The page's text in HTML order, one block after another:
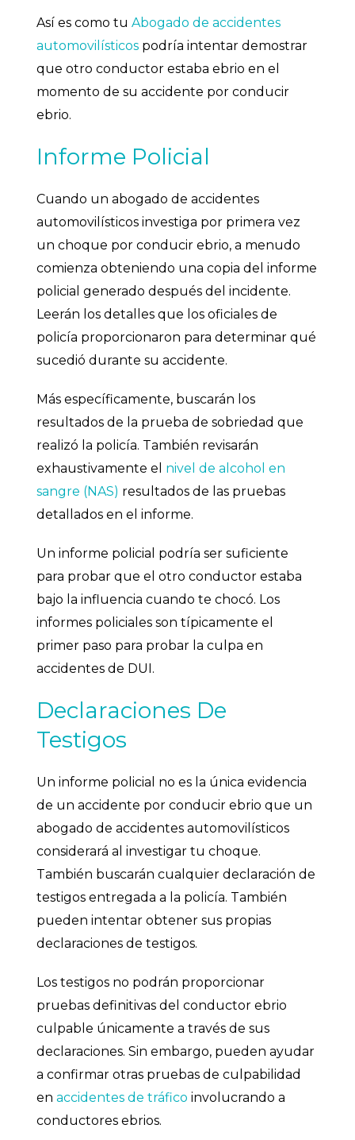
Así es como tu Abogado de accidentes
automovilísticos podría intentar demostrar
que otro conductor estaba ebrio en el
momento de su accidente por conducir
ebrio.
Informe Policial
Cuando un abogado de accidentes
automovilísticos investiga por primera vez
un choque por conducir ebrio, a menudo
comienza obteniendo una copia del informe
policial generado después del incidente.
Leerán los detalles que los oficiales de
policía proporcionaron para determinar qué
sucedió durante su accidente.
Más específicamente, buscarán los
resultados de la prueba de sobriedad que
realizó la policía. También revisarán
exhaustivamente el nivel de alcohol en
sangre (NAS) resultados de las pruebas
detallados en el informe.
Un informe policial podría ser suficiente
para probar que el otro conductor estaba
bajo la influencia cuando te chocó. Los
informes policiales son típicamente el
primer paso para probar la culpa en
accidentes de DUI.
Declaraciones De
Testigos
Un informe policial no es la única evidencia
de un accidente por conducir ebrio que un
abogado de accidentes automovilísticos
considerará al investigar tu choque.
También buscarán cualquier declaración de
testigos entregada a la policía. También
pueden intentar obtener sus propias
declaraciones de testigos.
Los testigos no podrán proporcionar
pruebas definitivas del conductor ebrio
culpable únicamente a través de sus
declaraciones. Sin embargo, pueden ayudar
a confirmar otras pruebas de culpabilidad
en accidentes de tráfico involucrando a
conductores ebrios.